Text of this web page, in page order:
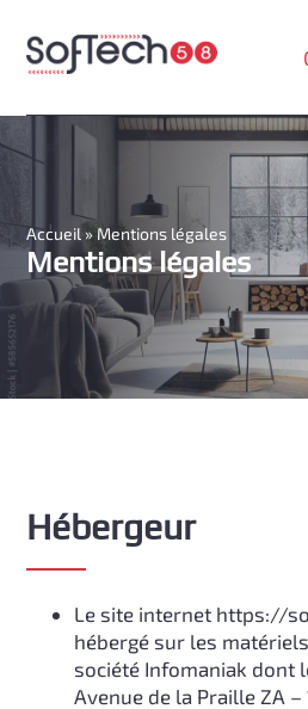
Accueil»Mentions légales
Mentions légales
Hébergeur
Le site internet https://
hébergé sur les
société Infomaniak dont
Avenue de la Praille ZA